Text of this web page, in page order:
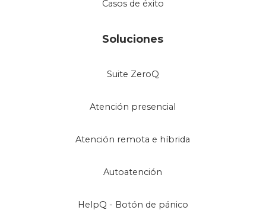
Casos de éxito
Soluciones
Suite ZeroQ
Atención presencial
Atención remota e híbrida
Autoatención
HelpQ - Botón de pánico